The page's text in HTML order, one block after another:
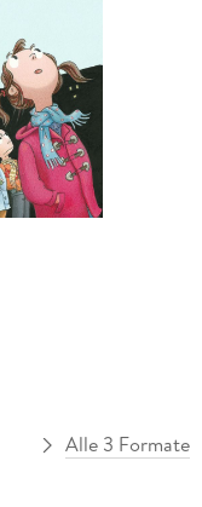
Alle 3 Formate